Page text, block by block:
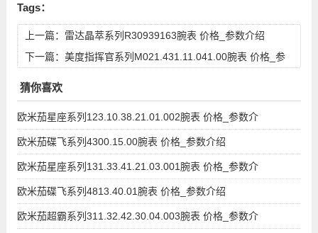
Tags：
上一篇： 雷达晶萃系列R30939163腕表 价格_参数介绍
下一篇： 美度指挥官系列M021.431.11.041.00腕表 价格_参
猜你喜欢
欧米茄星座系列123.10.38.21.01.002腕表 价格_参数介
欧米茄碟飞系列4300.15.00腕表 价格_参数介绍
欧米茄星座系列131.33.41.21.03.001腕表 价格_参数介
欧米茄碟飞系列4813.40.01腕表 价格_参数介绍
欧米茄超霸系列311.32.42.30.04.003腕表 价格_参数介